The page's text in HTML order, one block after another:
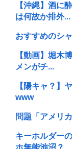
【沖縄】酒に
は何故か排外...
おすすめのシ
【動画】堀木
メンがチ...
【陽キャ？】
www
問題「アメリ
キーホルダー